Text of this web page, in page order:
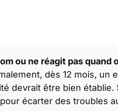
ou ne réagit pas quand
dès 12 mois, un
devrait être bien établie.
pour écarter des troubles